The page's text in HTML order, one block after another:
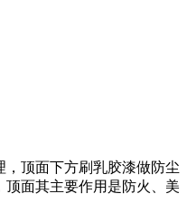
顶面下方刷乳胶漆做防尘
面其主要作用是防火、美